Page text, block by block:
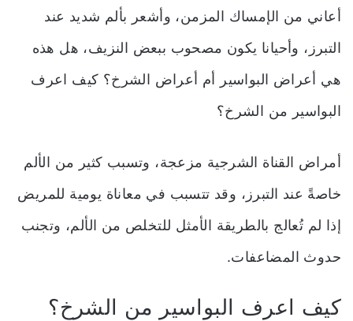
أعاني من الإمساك المزمن، وأشعر بألم شديد عند
التبرز، وأحيانا يكون مصحوب ببعض النزيف، هل هذه
هي أعراض البواسير أم أعراض الشرخ؟ كيف اعرف
البواسير من الشرخ؟
أمراض القناة الشرجية مزعجة، وتسبب كثير من الألم
خاصةً عند التبرز، وقد تتسبب في معاناة يومية للمريض
إذا لم تُعالج بالطريقة الأمثل للتخلص من الألم، وتجنب
حدوث المضاعفات.
كيف اعرف البواسير من الشرخ؟